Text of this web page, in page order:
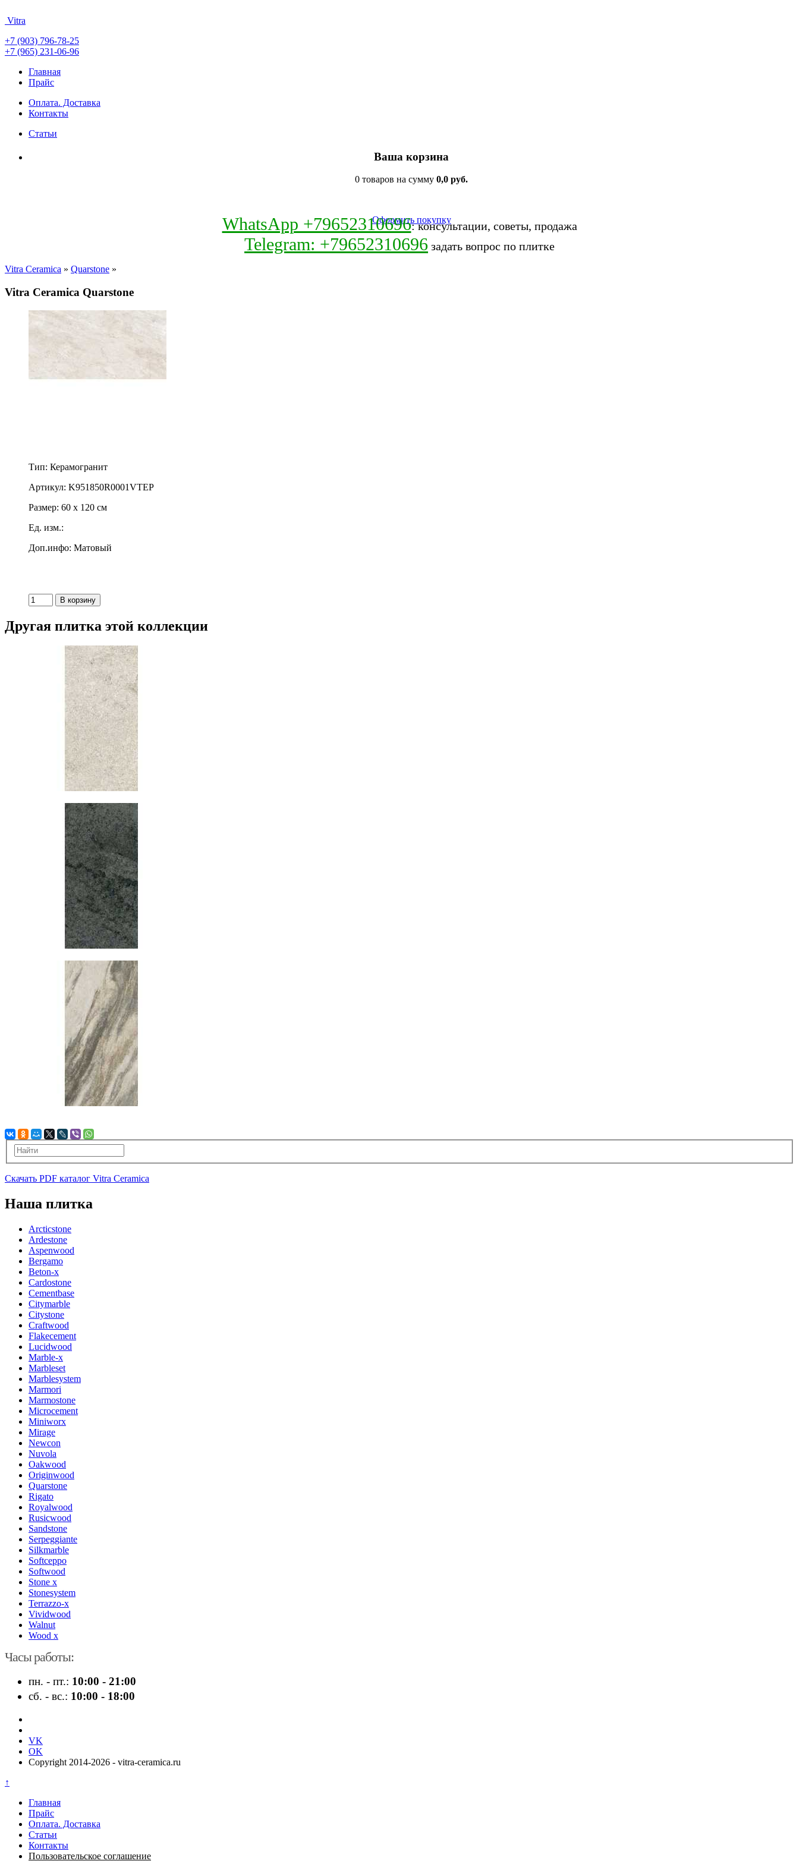
Vitra
+7 (903) 796-78-25
+7 (965) 231-06-96
Главная
Прайс
Оплата. Доставка
Контакты
Статьи
Ваша корзина
0 товаров на сумму 0,0 руб.
Оформить покупку
WhatsApp +79652310696: консультации, советы, продажа
Telegram: +79652310696 задать вопрос по плитке
Vitra Ceramica » Quarstone »
Vitra Ceramica Quarstone
Тип: Керамогранит
Артикул: K951850R0001VTEP
Размер: 60 x 120 см
Ед. изм.:
Доп.инфо: Матовый
Другая плитка этой коллекции
Скачать PDF каталог Vitra Ceramica
Наша плитка
Arcticstone
Ardestone
Aspenwood
Bergamo
Beton-x
Cardostone
Cementbase
Citymarble
Citystone
Craftwood
Flakecement
Lucidwood
Marble-x
Marbleset
Marblesystem
Marmori
Marmostone
Microcement
Miniworx
Mirage
Newcon
Nuvola
Oakwood
Originwood
Quarstone
Rigato
Royalwood
Rusicwood
Sandstone
Serpeggiante
Silkmarble
Softceppo
Softwood
Stone x
Stonesystem
Terrazzo-x
Vividwood
Walnut
Wood x
Часы работы:
пн. - пт.: 10:00 - 21:00
сб. - вс.: 10:00 - 18:00
VK
OK
Copyright 2014-2026 - vitra-ceramica.ru
↑
Главная
Прайс
Оплата. Доставка
Статьи
Контакты
Пользовательское соглашение